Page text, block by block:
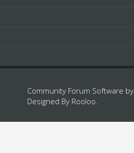
Community Forum Software by
Designed By Rooloo.